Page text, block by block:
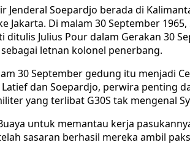
Jenderal Soepardjo berada di
Jakarta. Di malam 30 September
Julius Pour dalam Gerakan 30
letnan kolonel penerbang.
30 September gedung itu menjadi
dan Soepardjo, perwira penting
yang terlibat G30S tak mengenal
untuk memantau kerja
sasaran berhasil mereka ambil